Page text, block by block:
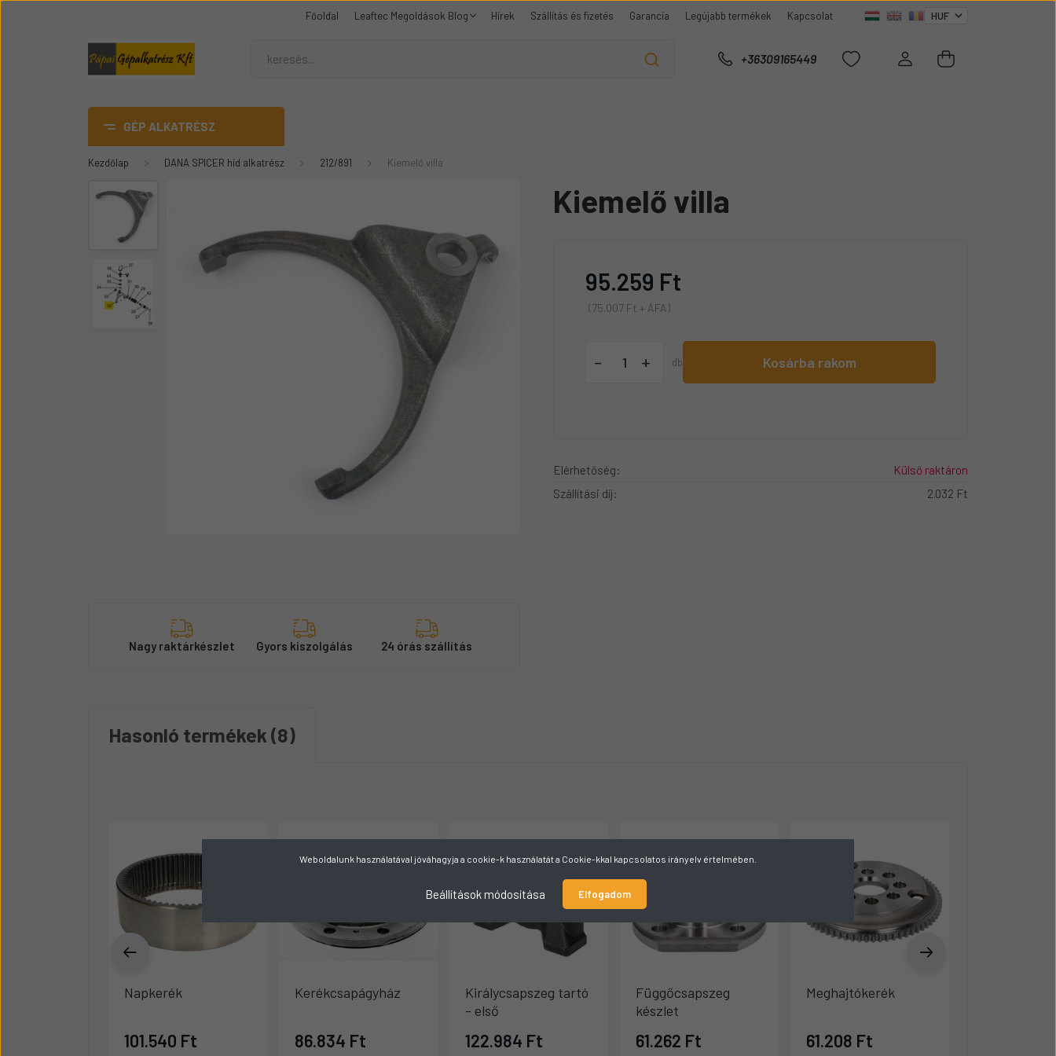
Főoldal Leaftec Megoldások Blog Hírek Szállítás és fizetés Garancia Legújabb termékek Kapcsolat
+36309165449
GÉP ALKATRÉSZ
AdBlue
DANA SPICER híd alkatrész
Gumiheveder
Mezőgazdasági gép
üvegek
Épitőipari gépalkatrészek
Teleszkópos rakódó
Kezdőlap DANA SPICER híd alkatrész 212/891 Kiemelő villa
Nagy raktárkészlet Gyors kiszolgálás 24 órás szállítás
Kiemelő villa
95.259 Ft
(75.007 Ft + ÁFA)
- + db Kosárba rakom
Elérhetőség:
Külső raktáron
Szállítási díj:
2.032 Ft
Hasonló termékek 8
Napkerék
101.540 Ft
Kerékcsapágyház
86.834 Ft
Királycsapszeg tartó
- első
122.984 Ft
Függőcsapszeg
készlet
61.262 Ft
Meghajtókerék
61.208 Ft
Weboldalunk használatával jóváhagyja a cookie-k használatát a Cookie-kkal kapcsolatos irányelv értelmében.
Beállítások módosítása Elfogadom